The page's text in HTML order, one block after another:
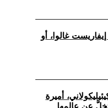
غالوا، أو
أميرة